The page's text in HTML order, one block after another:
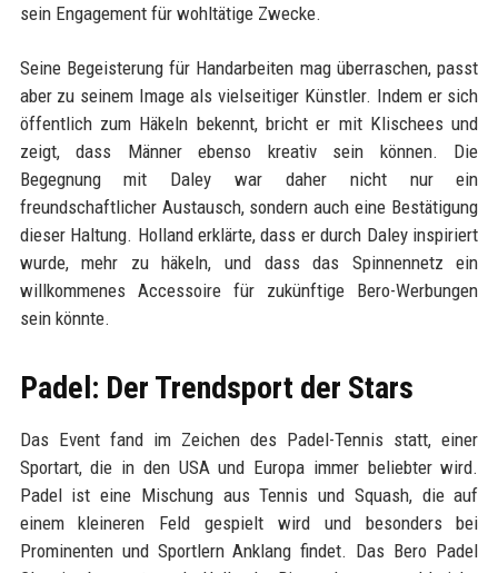
sein Engagement für wohltätige Zwecke.
Seine Begeisterung für Handarbeiten mag überraschen, passt
aber zu seinem Image als vielseitiger Künstler. Indem er sich
öffentlich zum Häkeln bekennt, bricht er mit Klischees und
zeigt, dass Männer ebenso kreativ sein können. Die
Begegnung mit Daley war daher nicht nur ein
freundschaftlicher Austausch, sondern auch eine Bestätigung
dieser Haltung. Holland erklärte, dass er durch Daley inspiriert
wurde, mehr zu häkeln, und dass das Spinnennetz ein
willkommenes Accessoire für zukünftige Bero-Werbungen
sein könnte.
Padel: Der Trendsport der Stars
Das Event fand im Zeichen des Padel-Tennis statt, einer
Sportart, die in den USA und Europa immer beliebter wird.
Padel ist eine Mischung aus Tennis und Squash, die auf
einem kleineren Feld gespielt wird und besonders bei
Prominenten und Sportlern Anklang findet. Das Bero Padel